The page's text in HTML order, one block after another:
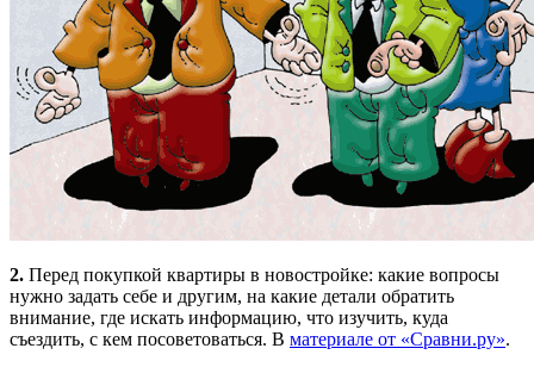
2. Перед покупкой квартиры в новостройке: какие вопросы
нужно задать себе и другим, на какие детали обратить
внимание, где искать информацию, что изучить, куда
съездить, с кем посоветоваться. В материале от «Сравни.ру».